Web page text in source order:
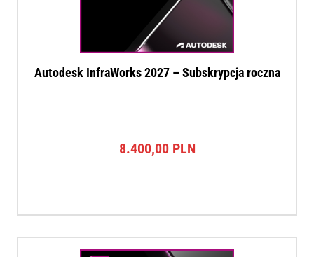
Autodesk InfraWorks 2027 – Subskrypcja roczna
8.400,00 PLN